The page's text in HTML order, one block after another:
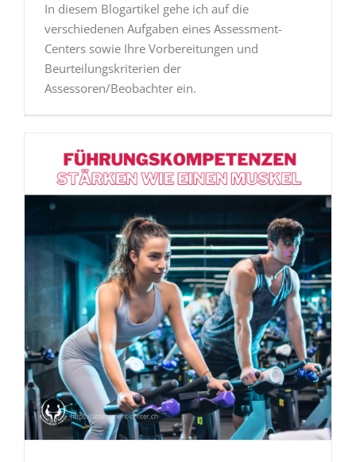
In diesem Blogartikel gehe ich auf die
verschiedenen Aufgaben eines Assessment-
Centers sowie Ihre Vorbereitungen und
Beurteilungskriterien der
Assessoren/Beobachter ein.